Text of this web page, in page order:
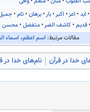
ابد اعز اکبر بار برهان تام
قدیم کاشف الضر متفضل محسن
مقالات مرتبط: اسم اعظم، اسماء
خدا در قرآن نام‌های خدا در